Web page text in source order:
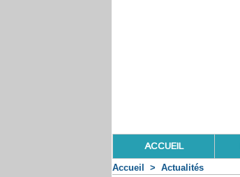
ACCUEIL
Accueil > Actualités